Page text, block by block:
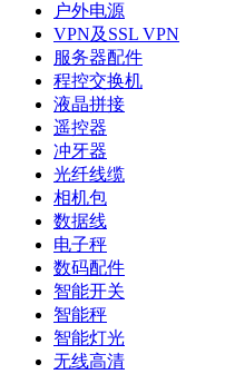
户外电源
VPN及SSL VPN
服务器配件
程控交换机
液晶拼接
遥控器
冲牙器
光纤线缆
相机包
数据线
电子秤
数码配件
智能开关
智能秤
智能灯光
无线高清